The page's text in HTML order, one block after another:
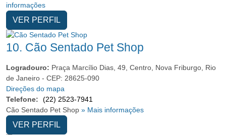
informações
VER PERFIL
10. Cão Sentado Pet Shop
Logradouro: Praça Marcílio Dias, 49, Centro, Nova Friburgo, Rio
de Janeiro - CEP: 28625-090
Direções do mapa
Telefone:
(22) 2523-7941
Cão Sentado Pet Shop » Mais informações
VER PERFIL